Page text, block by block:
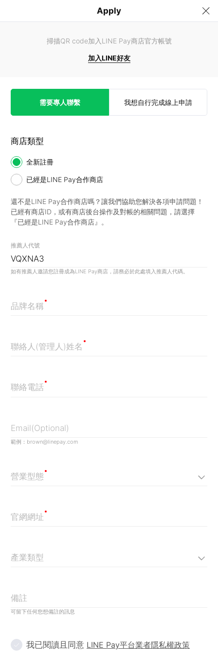
Apply
掃描QR code加入LINE Pay商店官方帳號
加入LINE好友
需要專人聯繫 我想自行完成線上申請
商店類型
全新註冊
已經是LINE Pay合作商店
還不是LINE Pay合作商店嗎？讓我們協助您解決各項申請問題！
已經有商店ID，或有商店後台操作及對帳的相關問題，請選擇
『已經是LINE Pay合作商店』。
推薦人代號
如有推薦人邀請您註冊成為LINE Pay商店，請務必於此處填入推薦人代碼。
品牌名稱
聯絡人(管理人)姓名
聯絡電話
Email(Optional)
範例：brown@linepay.com
營業型態
官網網址
產業類型
備註
可留下任何您想備註的訊息
我已閱讀且同意 LINE Pay平台業者隱私權政策